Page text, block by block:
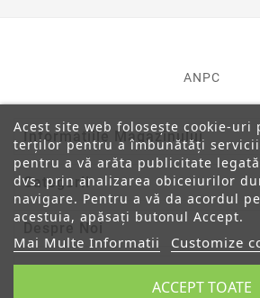
ANPC
Informatiile Magazinului
Categorii
Despre Noi
Acest site web folosește cookie-uri
terților pentru a îmbunătăți
pentru a vă arăta publicitate
dvs. prin analizarea obiceiurilor
navigare. Pentru a vă da acordul
acestuia, apăsați butonul Accept.
Mai Multe Informatii Customize
ACCEPT TOATE